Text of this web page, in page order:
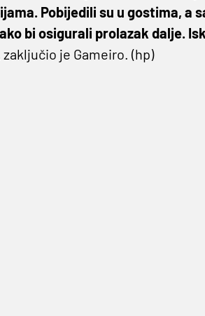
Pobijedili su u gostima, a
bi osigurali prolazak dalje.
zaključio je Gameiro. (hp)